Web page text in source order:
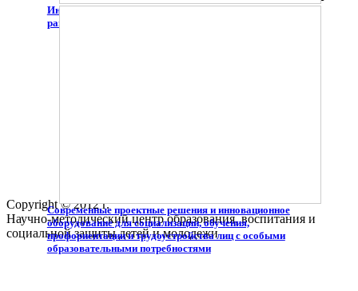
Интерактивный интенсив "Равные возможности -
равные права"
Современные проектные решения и инновационное
оборудование для социализации, обучения,
профориентации и трудоустройства лиц с особыми
образовательными потребностями
Copyright © 2012 г.
Научно-методический центр образования, воспитания и
социальной защиты детей и молодежи